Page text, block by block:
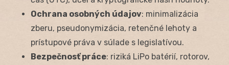
Ochrana osobných údajov: minimalizácia
zberu, pseudonymizácia, retenčné lehoty a
prístupové práva v súlade s legislatívou.
Bezpečnosť práce: riziká LiPo batérií, rotorov,